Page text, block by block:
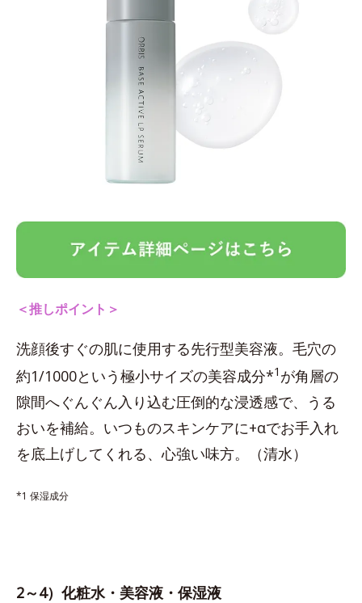
＜推しポイント＞
洗顔後すぐの肌に使用する先行型美容液。毛穴の
約1/1000という極小サイズの美容成分*1 が角層の
隙間へぐんぐん入り込む圧倒的な浸透感で、うる
おいを補給。いつものスキンケアに+αでお手入れ
を底上げしてくれる、心強い味方。（清水）
*1 保湿成分
2～4）化粧水・美容液・保湿液